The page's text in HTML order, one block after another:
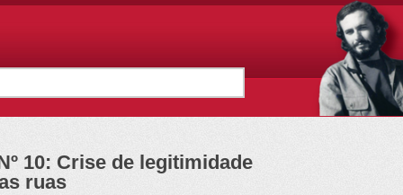
10: Crise de legitimidade
ruas